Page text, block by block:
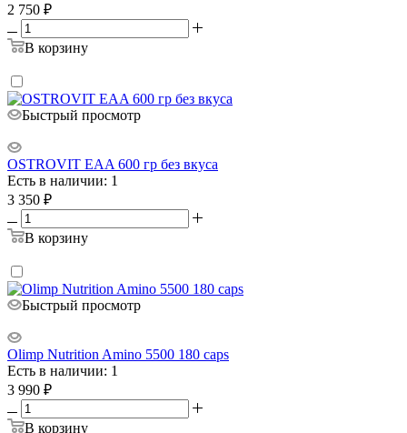
2 750 ₽
В корзину
Быстрый просмотр
OSTROVIT EAA 600 гр без вкуса
Есть в наличии: 1
3 350 ₽
В корзину
Быстрый просмотр
Olimp Nutrition Amino 5500 180 caps
Есть в наличии: 1
3 990 ₽
В корзину